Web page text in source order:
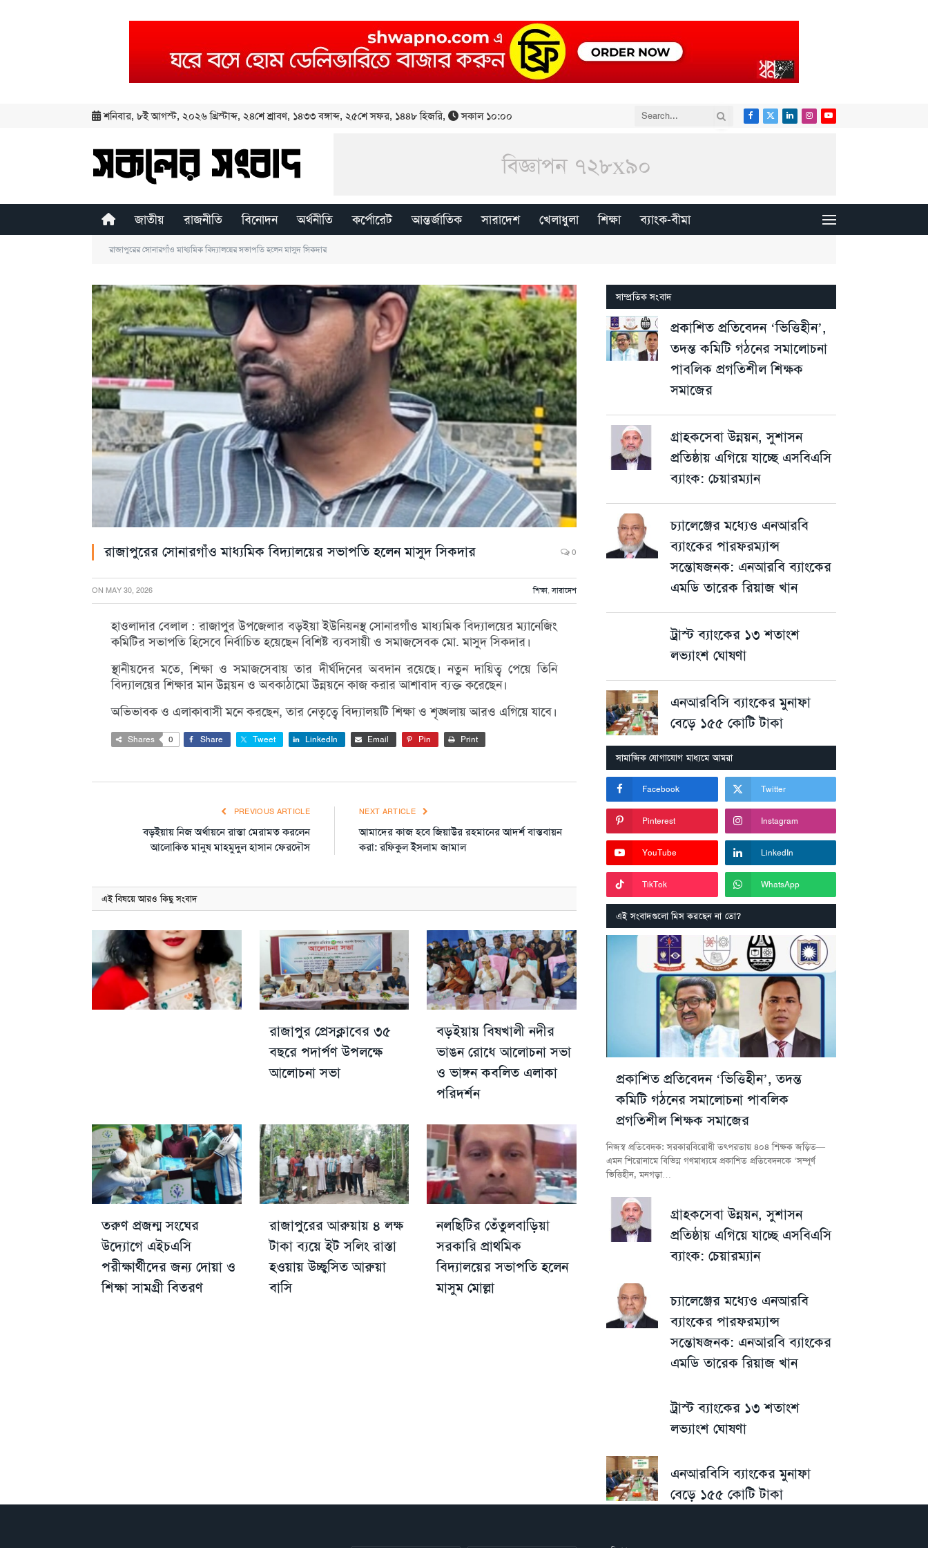
শনিবার, ৮ই আগস্ট, ২০২৬ খ্রিস্টাব্দ, ২৪শে শ্রাবণ, ১৪৩৩ বঙ্গাব্দ, ২৫শে সফর, ১৪৪৮ হিজরি, সকাল ১০:০০ Facebook
X
LinkedInInstagram
YouTube
জাতীয় রাজনীতি বিনোদন অর্থনীতি কর্পোরেট আন্তর্জাতিক সারাদেশ খেলাধুলা শিক্ষা ব্যাংক-বীমা
রাজাপুরের সোনারগাঁও মাধ্যমিক বিদ্যালয়ের সভাপতি হলেন মাসুদ সিকদার
রাজাপুরের সোনারগাঁও মাধ্যমিক বিদ্যালয়ের সভাপতি হলেন মাসুদ সিকদার 0
ON MAY 30, 2026 শিক্ষা,সারাদেশ
হাওলাদার বেলাল : রাজাপুর উপজেলার বড়ইয়া ইউনিয়নস্থ সোনারগাঁও মাধ্যমিক বিদ্যালয়ের ম্যানেজিং
কমিটির সভাপতি হিসেবে নির্বাচিত হয়েছেন বিশিষ্ট ব্যবসায়ী ও সমাজসেবক মো. মাসুদ সিকদার।
স্থানীয়দের মতে, শিক্ষা ও সমাজসেবায় তার দীর্ঘদিনের অবদান রয়েছে। নতুন দায়িত্ব পেয়ে তিনি
বিদ্যালয়ের শিক্ষার মান উন্নয়ন ও অবকাঠামো উন্নয়নে কাজ করার আশাবাদ ব্যক্ত করেছেন।
অভিভাবক ও এলাকাবাসী মনে করছেন, তার নেতৃত্বে বিদ্যালয়টি শিক্ষা ও শৃঙ্খলায় আরও এগিয়ে যাবে।
Shares 0 Share Tweet LinkedIn Email Pin Print
PREVIOUS ARTICLE
বড়ইয়ায় নিজ অর্থায়নে রাস্তা মেরামত করলেন
আলোকিত মানুষ মাহমুদুল হাসান ফেরদৌস
NEXT ARTICLE
আমাদের কাজ হবে জিয়াউর রহমানের আদর্শ বাস্তবায়ন
করা: রফিকুল ইসলাম জামাল
এই বিষয়ে আরও কিছু সংবাদ
রাজাপুর প্রেসক্লাবের ৩৫
বছরে পদার্পণ উপলক্ষে
আলোচনা সভা
বড়ইয়ায় বিষখালী নদীর
ভাঙন রোধে আলোচনা সভা
ও ভাঙ্গন কবলিত এলাকা
পরিদর্শন
তরুণ প্রজন্ম সংঘের
উদ্যোগে এইচএসি
পরীক্ষার্থীদের জন্য দোয়া ও
শিক্ষা সামগ্রী বিতরণ
রাজাপুরের আরুয়ায় ৪ লক্ষ
টাকা ব্যয়ে ইট সলিং রাস্তা
হওয়ায় উচ্ছ্বসিত আরুয়া
বাসি
নলছিটির তেঁতুলবাড়িয়া
সরকারি প্রাথমিক
বিদ্যালয়ের সভাপতি হলেন
মাসুম মোল্লা
সাম্প্রতিক সংবাদ
প্রকাশিত প্রতিবেদন ‘ভিত্তিহীন’,
তদন্ত কমিটি গঠনের সমালোচনা
পাবলিক প্রগতিশীল শিক্ষক
সমাজের
গ্রাহকসেবা উন্নয়ন, সুশাসন
প্রতিষ্ঠায় এগিয়ে যাচ্ছে এসবিএসি
ব্যাংক: চেয়ারম্যান
চ্যালেঞ্জের মধ্যেও এনআরবি
ব্যাংকের পারফরম্যান্স
সন্তোষজনক: এনআরবি ব্যাংকের
এমডি তারেক রিয়াজ খান
ট্রাস্ট ব্যাংকের ১৩ শতাংশ
লভ্যাংশ ঘোষণা
এনআরবিসি ব্যাংকের মুনাফা
বেড়ে ১৫৫ কোটি টাকা
সামাজিক যোগাযোগ মাধ্যমে আমরা
Facebook Twitter
Pinterest Instagram
YouTube LinkedIn
TikTok WhatsApp
এই সংবাদগুলো মিস করছেন না তো?
প্রকাশিত প্রতিবেদন ‘ভিত্তিহীন’, তদন্ত
কমিটি গঠনের সমালোচনা পাবলিক
প্রগতিশীল শিক্ষক সমাজের
নিজস্ব প্রতিবেদক: সরকারবিরোধী তৎপরতায় ৪০৪ শিক্ষক জড়িত—
এমন শিরোনামে বিভিন্ন গণমাধ্যমে প্রকাশিত প্রতিবেদনকে ‘সম্পূর্ণ
ভিত্তিহীন, মনগড়া…
গ্রাহকসেবা উন্নয়ন, সুশাসন
প্রতিষ্ঠায় এগিয়ে যাচ্ছে এসবিএসি
ব্যাংক: চেয়ারম্যান
চ্যালেঞ্জের মধ্যেও এনআরবি
ব্যাংকের পারফরম্যান্স
সন্তোষজনক: এনআরবি ব্যাংকের
এমডি তারেক রিয়াজ খান
ট্রাস্ট ব্যাংকের ১৩ শতাংশ
লভ্যাংশ ঘোষণা
এনআরবিসি ব্যাংকের মুনাফা
বেড়ে ১৫৫ কোটি টাকা